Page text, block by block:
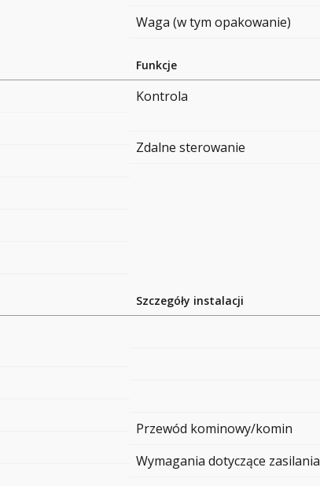
Waga (w tym opakowanie)
Funkcje
Kontrola
Zdalne sterowanie
Szczegóły instalacji
Przewód kominowy/komin
Wymagania dotyczące zasilania